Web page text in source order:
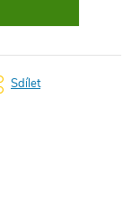
Sdílet